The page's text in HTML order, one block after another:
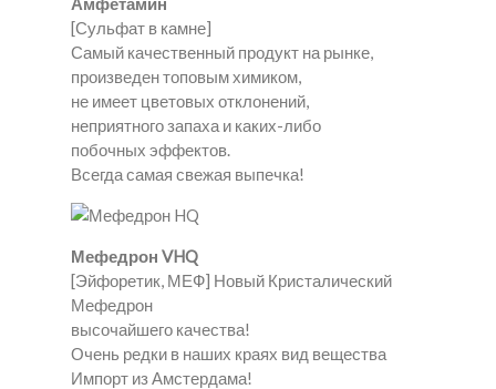
[Сульфат в камне]
Самый качественный продукт на рынке,
произведен топовым химиком,
не имеет цветовых отклонений,
неприятного запаха и каких-либо
побочных эффектов.
Всегда самая свежая выпечка!
Мефедрон VHQ
[Эйфоретик, МЕФ] Новый Кристалический
Мефедрон
высочайшего качества!
Очень редки в наших краях вид вещества
Импорт из Амстердама!